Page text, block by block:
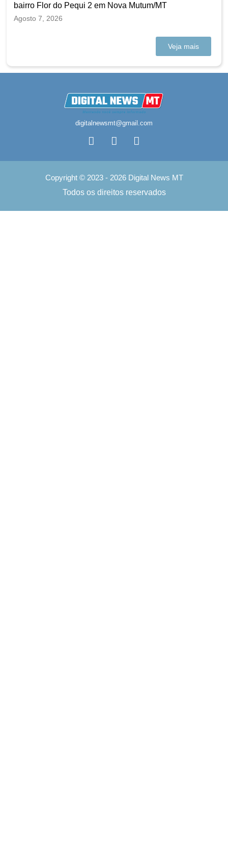
bairro Flor do Pequi 2 em Nova Mutum/MT
Agosto 7, 2026
Veja mais
digitalnewsmt@gmail.com
Copyright © 2023 - 2026 Digital News MT
Todos os direitos reservados